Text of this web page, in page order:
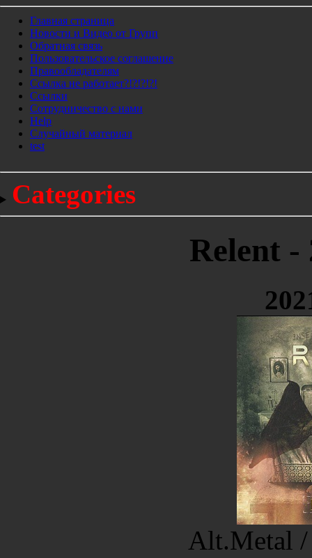
Главная страница
Новости и Видео от Групп
Обратная связь
Пользовательское соглашение
Правообладателям
Ссылка не работает?!?!?!?!
Ссылки
Сотрудничество с нами
Help
Cлучайный материал
test
Categories
Relent -
Alt.Metal